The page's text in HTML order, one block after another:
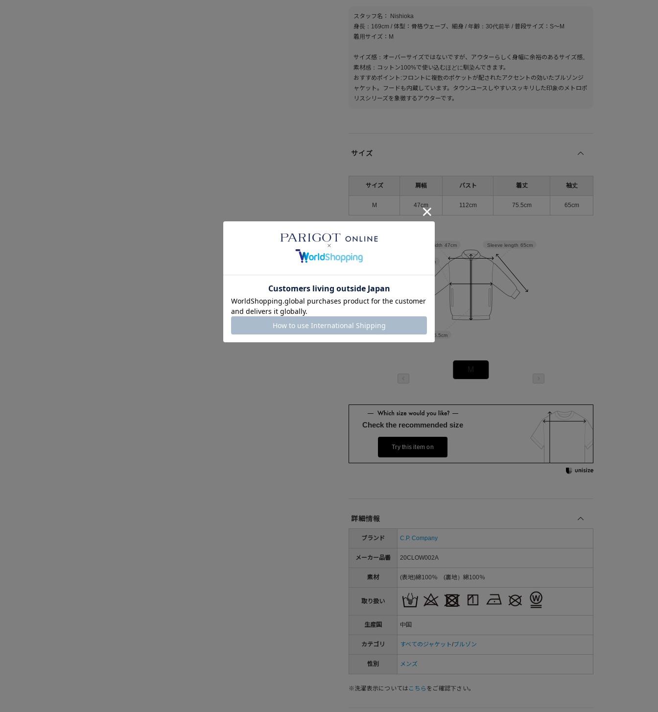
スタッフ名： Nishioka
身長：169cm / 体型：骨格ウェーブ、細身 / 年齢：30代前半 / 普段サイズ：S～M
着用サイズ：M
サイズ感：オーバーサイズではないですが、アウターらしく身幅に余裕のあるサイズ感。
素材感：コットン100%で使い込むほどに馴染んできます。
おすすめポイント:フロントに複数のポケットが配されたアクセントの効いたブルゾンジ
ャケット。フードも内蔵しています。タウンユースしやすいスッキリした印象のメトロポ
リスシリーズを象徴するアウターです。
サイズ
サイズ 肩幅 バスト 着丈 袖丈
M 47cm 112cm 75.5cm 65cm
Sleeve length 65cm
Length 75.5cm
56cm
Shoulder width 47cm
M
Check the recommended size
Try this item on
詳細情報
ブランド C.P. Company
メーカー品番 20CLOW002A
素材 (表地)綿100％ (裏地）綿100％
取り扱い
生産国 中国
カテゴリ すべてのジャケット/ブルゾン
性別 メンズ
※洗濯表示については こちら をご確認下さい。